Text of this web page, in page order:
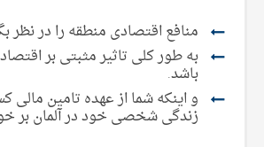
منافع اقتصادی منطقه را در نظر
به طور کلی‌ تاثیر مثبتی بر
باشد.
و اینکه شما از عهده تامین مالی‌
زندگی‌ شخصی‌ خود در آلمان بر